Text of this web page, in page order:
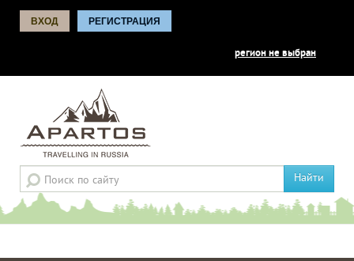
ВХОД РЕГИСТРАЦИЯ
регион не выбран
Найти